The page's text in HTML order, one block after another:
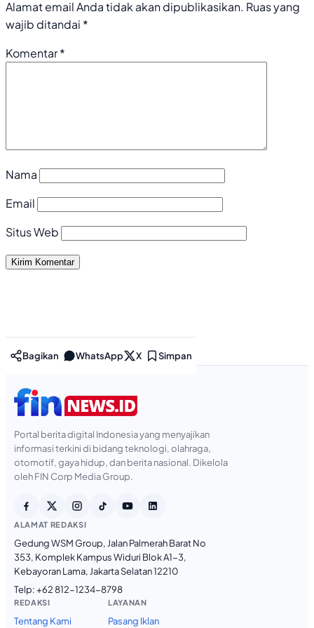
Alamat email Anda tidak akan dipublikasikan. Ruas yang
wajib ditandai *
Komentar*
Nama
Email
Situs Web
Bagikan WhatsApp X Simpan
Portal berita digital Indonesia yang menyajikan
informasi terkini di bidang teknologi, olahraga,
otomotif, gaya hidup, dan berita nasional. Dikelola
oleh FIN Corp Media Group.
ALAMAT REDAKSI
Gedung WSM Group, Jalan Palmerah Barat No
353, Komplek Kampus Widuri Blok A1-3,
Kebayoran Lama, Jakarta Selatan 12210
Telp:+62 812-1234-8798
REDAKSI
Tentang Kami
LAYANAN
Pasang Iklan